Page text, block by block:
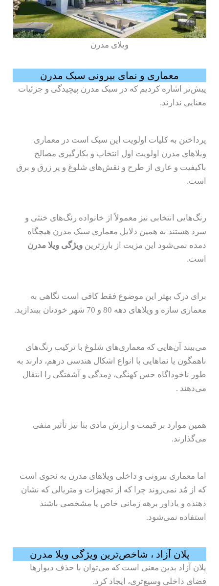
ویلای مدرن
معماری و نمای بیرونی سبک مدرن
پیش‌تر اشاره کردیم که در سبک مدرن پیچیدگی و جزئیات
معنایی ندارند.
پرداختن به کلیات اولویت این سبک است در معماری
ویلاهای مدرن اولویت اول انتخاب و بکارگیری مصالح
باکیفیت و عاری از طرح و نقش‌های شلوغ و پر زرق و برق
است.
رنگ‌هایی انتخابی نیز معمولاً از خانواده رنگ‌های خنثی و
سرد هستند به همین دلایل معماری سبک مدرن هیچگاه
دمده نمی‌شود این مزیت از بارزترینویژگی ویلا مدرن
است.
برای درک بهتر این موضوع فقط کافی است نگاهی به
معماری سازه و ویلاهای دهه 80 و 70 شهر خودتان بیندازید.
می‌بیند آن‌هایی که معماری‌های شلوغ با ترکیب رنگ‌های
ناهمگون یا نماهایی با انواع اشکال هندسی درهم، دارند به
طور ناخوداگاه حس کهنگی، دِمدگی و آشفتگی را انتقال
می‌دهند .
همین موارد بر قیمت و ارزش مادی بنا نیز تأثیر منفی
می‌گذارند.
اما معماری بیرونی و داخلی ویلاهای مدرن به نحوی است
که از مُد نمی‌روند چرا که از تجهیزات و متریالی که نشان
‌دهنده و یاداور برهه زمانی خاص یا مشخصی باشند
استفاده نمی‌شود.
پلان آزاد ، شاخص‌ترین ویژگی ویلا مدرن
پلان آزاد بدین معنی است که می‌توان با حذف دیوارها
فضای داخلی وسیع‌تری، ایجاد کرد.